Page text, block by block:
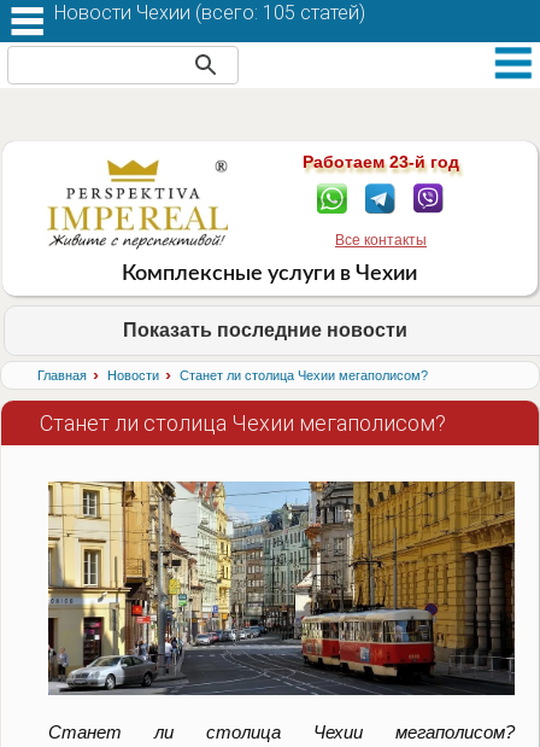
Работаем 23-й год
Все контакты
Комплексные услуги в Чехии
Показать последние новости
Главная › Новости › Станет ли столица Чехии мегаполисом?
Станет ли столица Чехии мегаполисом?
Станет ли столица Чехии мегаполисом?
Новости Чехии (всего: 105 статей)